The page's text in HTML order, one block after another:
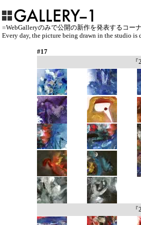
■WebGalleryのみで公開の新作を発表するコー
Every day, the picture being drawn in the studio is
#17